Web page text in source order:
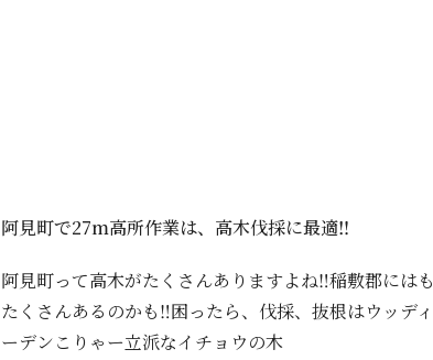
阿見町で27m高所作業は、高木伐採に最適‼️
阿見町って高木がたくさんありますよね‼️稲敷郡には
たくさんあるのかも‼️困ったら、伐採、抜根はウッデ
ーデンこりゃー立派なイチョウの木